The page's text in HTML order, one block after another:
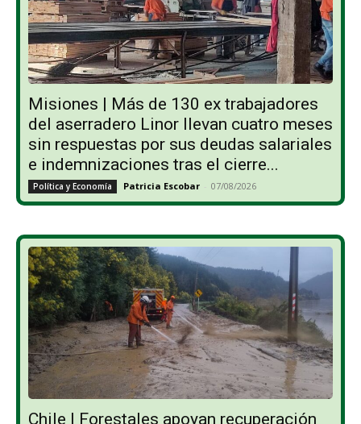
Misiones | Más de 130 ex trabajadores
del aserradero Linor llevan cuatro meses
sin respuestas por sus deudas salariales
e indemnizaciones tras el cierre...
Política y Economía Patricia Escobar - 07/08/2026
Chile | Forestales apoyan recuperación